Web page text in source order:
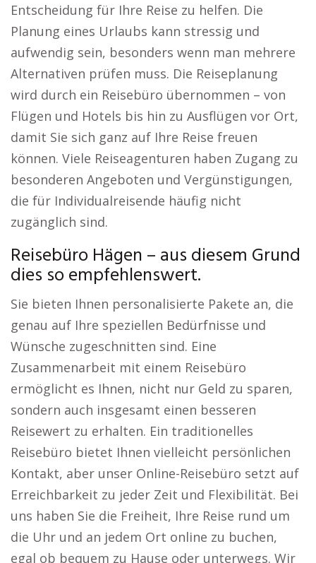
Entscheidung für Ihre Reise zu helfen. Die
Planung eines Urlaubs kann stressig und
aufwendig sein, besonders wenn man mehrere
Alternativen prüfen muss. Die Reiseplanung
wird durch ein Reisebüro übernommen – von
Flügen und Hotels bis hin zu Ausflügen vor Ort,
damit Sie sich ganz auf Ihre Reise freuen
können. Viele Reiseagenturen haben Zugang zu
besonderen Angeboten und Vergünstigungen,
die für Individualreisende häufig nicht
zugänglich sind.
Reisebüro Hägen – aus diesem Grund
dies so empfehlenswert.
Sie bieten Ihnen personalisierte Pakete an, die
genau auf Ihre speziellen Bedürfnisse und
Wünsche zugeschnitten sind. Eine
Zusammenarbeit mit einem Reisebüro
ermöglicht es Ihnen, nicht nur Geld zu sparen,
sondern auch insgesamt einen besseren
Reisewert zu erhalten. Ein traditionelles
Reisebüro bietet Ihnen vielleicht persönlichen
Kontakt, aber unser Online-Reisebüro setzt auf
Erreichbarkeit zu jeder Zeit und Flexibilität. Bei
uns haben Sie die Freiheit, Ihre Reise rund um
die Uhr und an jedem Ort online zu buchen,
egal ob bequem zu Hause oder unterwegs. Wir